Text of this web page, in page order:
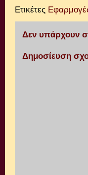
Ετικέτες
Δεν υπάρχουν
Δημοσίευση